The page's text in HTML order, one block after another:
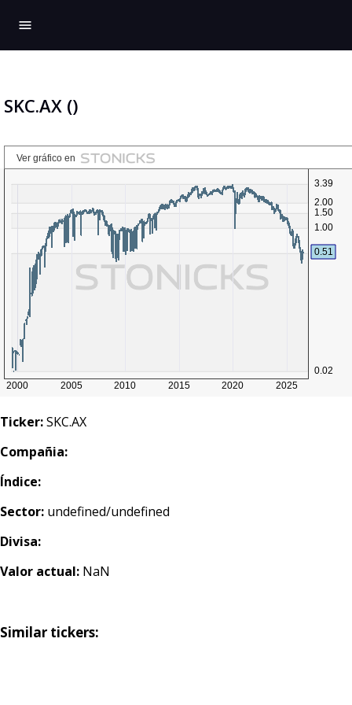
menu
SKC.AX ()
Ticker:SKC.AX
Compañia:
Índice:
Sector: undefined/undefined
Divisa:
Valor actual: NaN
Similar tickers: